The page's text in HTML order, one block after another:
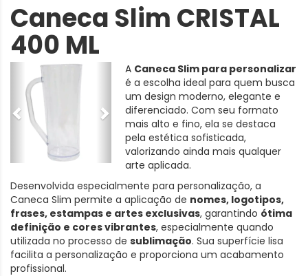
Caneca Slim CRISTAL
400 ML
A Caneca Slim para personalizar
é a escolha ideal para quem busca
um design moderno, elegante e
diferenciado. Com seu formato
mais alto e fino, ela se destaca
pela estética sofisticada,
valorizando ainda mais qualquer
arte aplicada.
Desenvolvida especialmente para personalização, a
Caneca Slim permite a aplicação de nomes, logotipos,
frases, estampas e artes exclusivas, garantindo ótima
definição e cores vibrantes, especialmente quando
utilizada no processo de sublimação. Sua superfície lisa
facilita a personalização e proporciona um acabamento
profissional.